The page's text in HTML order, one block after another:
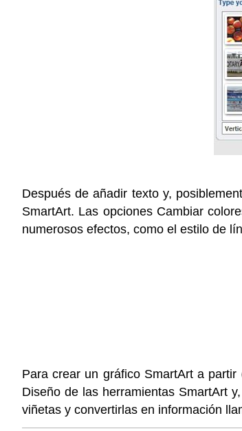
Después de añadir texto y,
SmartArt. Las opciones Cambiar
numerosos efectos, como el estilo de
Para crear un gráfico SmartArt a
Diseño de las herramientas SmartArt
viñetas y convertirlas en información